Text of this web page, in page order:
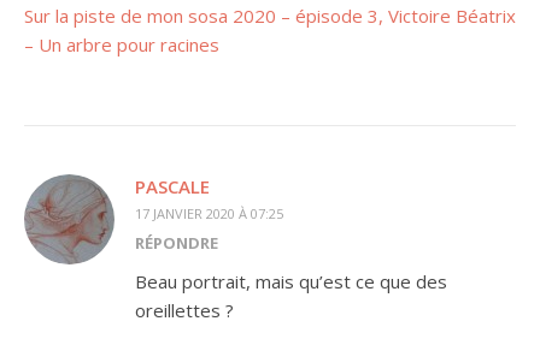
Sur la piste de mon sosa 2020 – épisode 3, Victoire Béatrix
– Un arbre pour racines
PASCALE
17 JANVIER 2020 À 07:25
RÉPONDRE
Beau portrait, mais qu’est ce que des
oreillettes ?